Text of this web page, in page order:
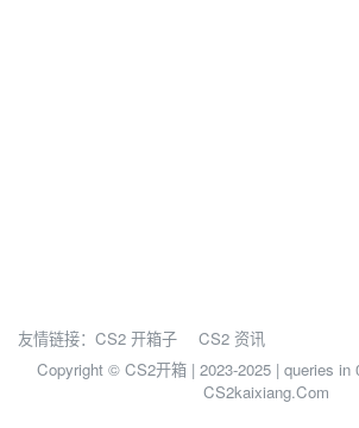
友情链接： CS2 开箱子
CS2 资讯
Copyright © CS2开箱 | 2023-2025 | queries in
CS2kaixiang.Com